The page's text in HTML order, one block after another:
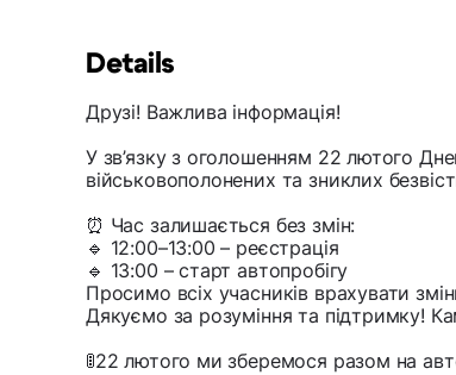
Details
Друзі! Важлива інформація!
У зв’язку з оголошенням 22 лютого
військовополонених та зниклих
⏰ Час залишається без змін:
🔹 12:00–13:00 – реєстрація
🔹 13:00 – старт автопробігу
Просимо всіх учасників врахувати
Дякуємо за розуміння та підтримку!
🚦22 лютого ми зберемося разом на